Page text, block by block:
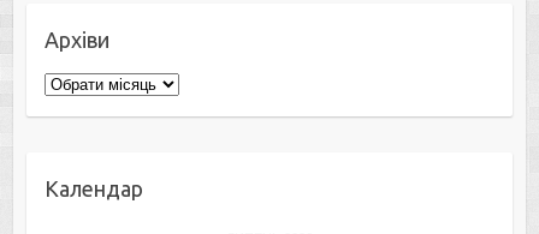
Архіви
Архіви
Календар